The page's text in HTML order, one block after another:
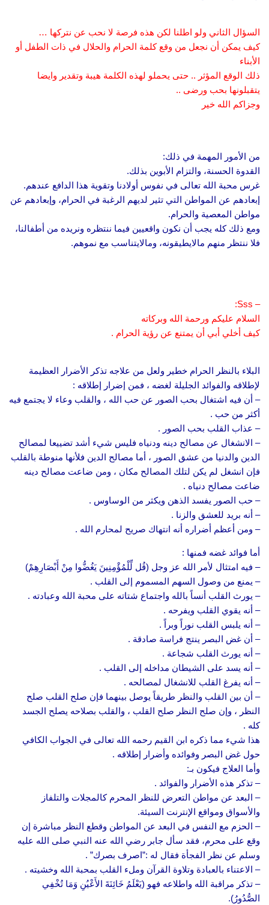
السؤال الثاني ولو اطلنا لكن هذه فرصة لا نحب عن نتركها …
كيف يمكن أن نجعل من وقع كلمة الحرام والحلال في ذات الطفل أو
الأبناء
ذلك الوقع المؤثر .. حتى يحملو لهذه الكلمة هيبة وتقدير وايضا
يتقبلونها بحب ورضى ..
وجزاكم الله خير
من الأمور المهمة في ذلك:
القدوة الحسنة، والتزام الأبوين بذلك.
غرس محبة الله تعالى في نفوس أولادنا وتقوية هذا الدافع عندهم.
إبعادهم عن المواطن التي تثير لديهم الرغبة في الحرام، وإبعادهم عن
مواطن المعصية والحرام.
ومع ذلك كله يجب أن نكون واقعيين فيما ننتظره ونريده من أطفالنا،
فلا ننتظر منهم مالايطيقونه، ومالايتناسب مع نموهم.
– Sss:
السلام عليكم ورحمة الله وبركاته
كيف أخلي أبي أن يمتنع عن رؤية الحرام .
البلاء بالنظر الحرام خطير ولعل من علاجه تذكر الأضرار العظيمة
لإطلاقه والفوائد الجليلة لغضه ، فمن إضرار إطلاقه :
– أن فيه اشتغال بحب الصور عن حب الله ، والقلب وعاء لا يجتمع فيه
أكثر من حب .
– عذاب القلب بحب الصور .
– الانشغال عن مصالح دينه ودنياه فليس شيء أشد تضييعا لمصالح
الدين والدنيا من عشق الصور ، أما مصالح الدين فلأنها منوطة بالقلب
فإن انشغل لم يكن لتلك المصالح مكان ، ومن ضاعت مصالح دينه
ضاعت مصالح دنياه .
– حب الصور يفسد الذهن ويكثر من الوساوس .
– أنه بريد للعشق والزنا .
– ومن أعظم أضراره أنه انتهاك صريح لمحارم الله .
أما فوائد غضه فمنها :
– فيه امتثال لأمر الله عز وجل (قُل لِّلْمُؤْمِنِينَ يَغُضُّوا مِنْ أَبْصَارِهِمْ)
– يمنع من وصول السهم المسموم إلى القلب .
– يورث القلب أنساً بالله واجتماع شتاته على محبة الله وعبادته .
– أنه يقوي القلب ويفرحه .
– أنه يلبس القلب نوراً وبراً .
– أن غض البصر ينتج فراسة صادقة .
– أنه يورث القلب شجاعة .
– أنه يسد على الشيطان مداخله إلى القلب .
– أنه يفرغ القلب للانشغال لمصالحه .
– أن بين القلب والنظر طريقاً يوصل بينهما فإن صلح القلب صلح
النظر ، وإن صلح النظر صلح القلب ، والقلب بصلاحه يصلح الجسد
كله .
هذا شيء مما ذكره ابن القيم رحمه الله تعالى في الجواب الكافي
حول غض البصر وفوائده وأضرار إطلاقه .
وأما العلاج فيكون بـ:
– تذكر هذه الأضرار والفوائد .
– البعد عن مواطن التعرض للنظر المحرم كالمجلات والتلفاز
والأسواق ومواقع الإنترنت السيئة.
– الحزم مع النفس في البعد عن المواطن وقطع النظر مباشرة إن
وقع على محرم، فقد سأل جابر رضي الله عنه النبي صلى الله عليه
وسلم عن نظر الفجأة فقال له :”اصرف بصرك” .
– الاعتناء بالعبادة وتلاوة القرآن وملء القلب بمحبة الله وخشيته .
– تذكر مراقبة الله واطلاعه فهو (يَعْلَمُ خَائِنَةَ الأَعْيُنِ وَمَا تُخْفِي
الصُّدُورُ).